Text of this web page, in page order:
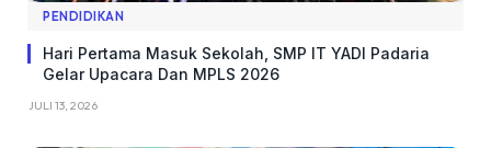
PENDIDIKAN
Hari Pertama Masuk Sekolah, SMP IT YADI Padaria
Gelar Upacara Dan MPLS 2026
JULI 13, 2026